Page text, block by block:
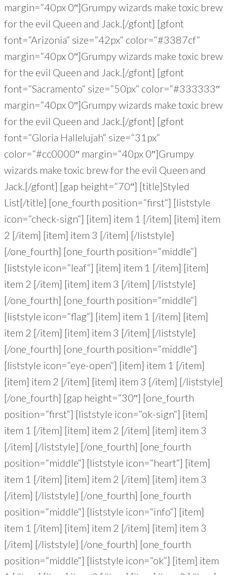
margin=“40px 0″]Grumpy wizards make toxic brew
for the evil Queen and Jack.[/gfont] [gfont
font=“Arizonia“ size=“42px“ color=“#3387cf“
margin=“40px 0″]Grumpy wizards make toxic brew
for the evil Queen and Jack.[/gfont] [gfont
font=“Sacramento“ size=“50px“ color=“#333333″
margin=“40px 0″]Grumpy wizards make toxic brew
for the evil Queen and Jack.[/gfont] [gfont
font=“Gloria Hallelujah“ size=“31px“
color=“#cc0000″ margin=“40px 0″]Grumpy
wizards make toxic brew for the evil Queen and
Jack.[/gfont] [gap height=“70″] [title]Styled
List[/title] [one_fourth position=“first“] [liststyle
icon=“check-sign“] [item] item 1 [/item] [item] item
2 [/item] [item] item 3 [/item] [/liststyle]
[/one_fourth] [one_fourth position=“middle“]
[liststyle icon=“leaf“] [item] item 1 [/item] [item]
item 2 [/item] [item] item 3 [/item] [/liststyle]
[/one_fourth] [one_fourth position=“middle“]
[liststyle icon=“flag“] [item] item 1 [/item] [item]
item 2 [/item] [item] item 3 [/item] [/liststyle]
[/one_fourth] [one_fourth position=“middle“]
[liststyle icon=“eye-open“] [item] item 1 [/item]
[item] item 2 [/item] [item] item 3 [/item] [/liststyle]
[/one_fourth] [gap height=“30″] [one_fourth
position=“first“] [liststyle icon=“ok-sign“] [item]
item 1 [/item] [item] item 2 [/item] [item] item 3
[/item] [/liststyle] [/one_fourth] [one_fourth
position=“middle“] [liststyle icon=“heart“] [item]
item 1 [/item] [item] item 2 [/item] [item] item 3
[/item] [/liststyle] [/one_fourth] [one_fourth
position=“middle“] [liststyle icon=“info“] [item]
item 1 [/item] [item] item 2 [/item] [item] item 3
[/item] [/liststyle] [/one_fourth] [one_fourth
position=“middle“] [liststyle icon=“ok“] [item] item